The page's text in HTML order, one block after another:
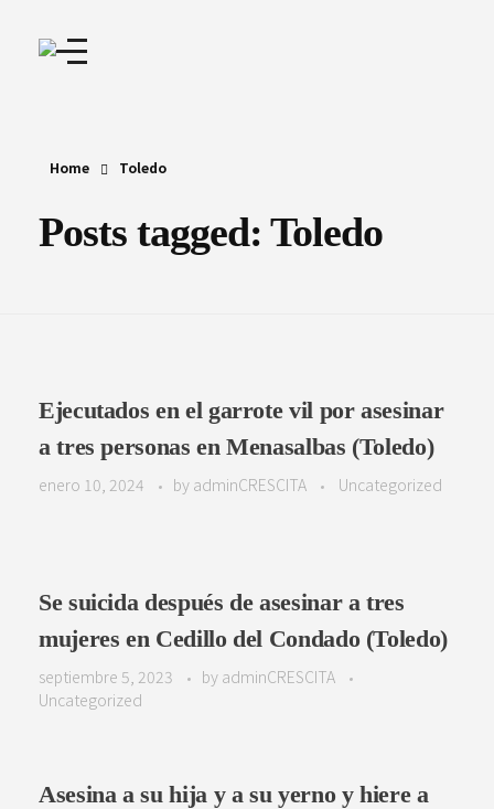
Home Toledo
Posts tagged: Toledo
Ejecutados en el garrote vil por asesinar
a tres personas en Menasalbas (Toledo)
enero 10, 2024 by adminCRESCITA Uncategorized
Se suicida después de asesinar a tres
mujeres en Cedillo del Condado (Toledo)
septiembre 5, 2023 by adminCRESCITA
Uncategorized
Asesina a su hija y a su yerno y hiere a